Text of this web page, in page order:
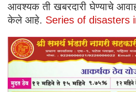
आवश्यक ती खबरदारी घेण्याचे
केले आहे. Series of disasters